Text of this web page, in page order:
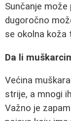
Sunčanje
dugoročno
se okolna koža
Da li
Većina
strije, a mnogi
Važno je